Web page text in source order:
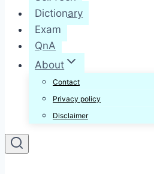
Dictionary
Exam
QnA
About
Contact
Privacy policy
Disclaimer